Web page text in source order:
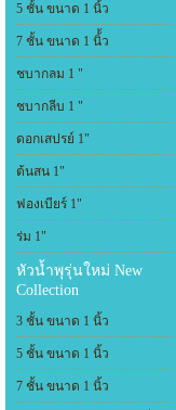
5 ชั้น ขนาด 1 นิ้้ว
7 ชั้น ขนาด 1 นิ้้ว
ชบากลม 1 "
ชบากลีบ 1 "
ดอกเสปรย์ 1"
ต้นสน 1"
ฟองเบียร์ 1"
ร่ม 1"
หัวน้ำพุรุ่นใหม่ New
Collection
3 ชั้น ขนาด 1 นิ้ว
5 ชั้น ขนาด 1 นิ้ว
7 ชั้น ขนาด 1 นิ้ว